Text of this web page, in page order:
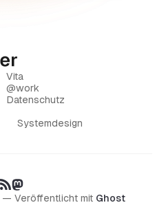
Vita
@work
Datenschutz
Systemdesign
Veröffentlicht mit Ghost